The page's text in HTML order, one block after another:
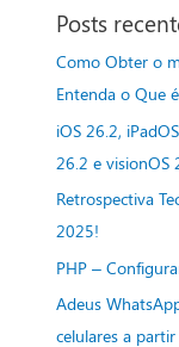
Posts
Como Obter o
Entenda o Que
iOS 26.2,
26.2 e visionOS
Retrospectiva
2025!
PHP –
Adeus
celulares a